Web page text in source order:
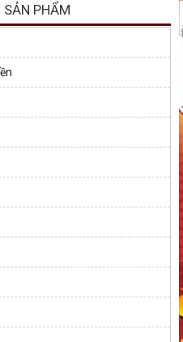
SẢN PHẨM